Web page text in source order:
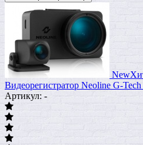
New
Видеорегистратор Neoline G-
Артикул: -